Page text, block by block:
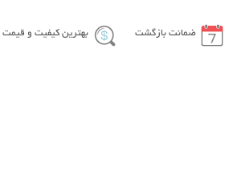
ضمانت بازگشت بهترین کیفیت و قیمت